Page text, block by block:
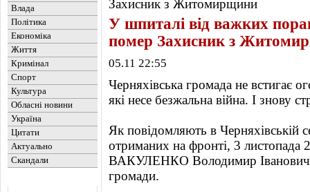
Влада
Політика
Економіка
Життя
Кримінал
Спорт
Культура
Обласні новини
Україна
Цитати
Актуально
Скандали
У шпиталі від важких
помер Захисник з
05.11 22:55
Черняхівська громада не встигає
які несе безжальна війна. І знову
Як повідомляють в Черняхівській
отриманих на фронті, 3 листопада
ВАКУЛЕНКО Володимир Іванович
громади.